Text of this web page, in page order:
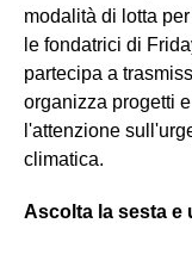
modalità di lotta
le fondatrici di
partecipa a
organizza progetti
l'attenzione
climatica.
Ascolta la sesta e